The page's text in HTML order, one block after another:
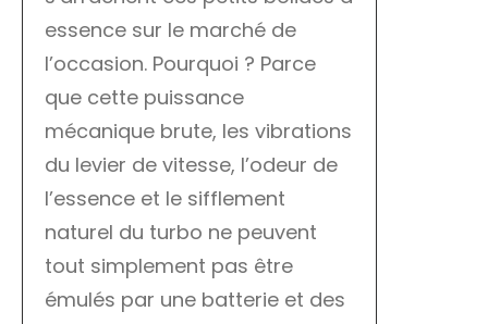
essence sur le marché de
l’occasion. Pourquoi ? Parce
que cette puissance
mécanique brute, les vibrations
du levier de vitesse, l’odeur de
l’essence et le sifflement
naturel du turbo ne peuvent
tout simplement pas être
émulés par une batterie et des